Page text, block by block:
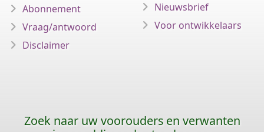
Abonnement
Vraag/antwoord
Disclaimer
Nieuwsbrief
Voor ontwikkelaars
Zoek naar uw voorouders en verwanten